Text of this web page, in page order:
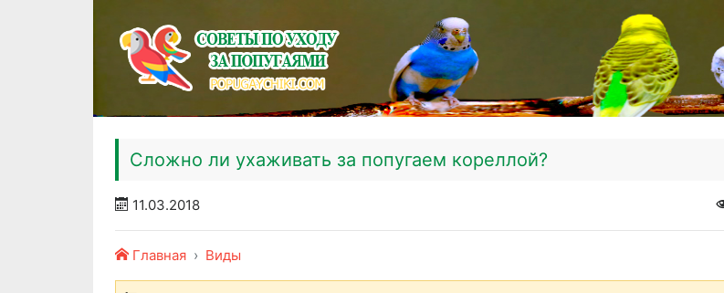
Сложно ли ухаживать за попугаем кореллой?
11.03.2018
Главная Виды